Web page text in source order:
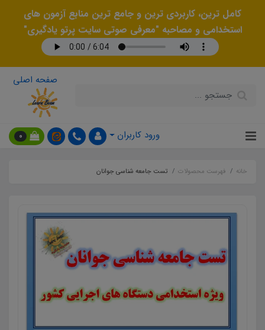
کامل ترین، کاربردی ترین و جامع ترین منابع آزمون های
استخدامی و مصاحبه "معرفی صوتی سایت پرتو یادگیری"
صفحه اصلی
ورود کاربران 0
خانه فهرست محصولات تست جامعه شناسی جوانان